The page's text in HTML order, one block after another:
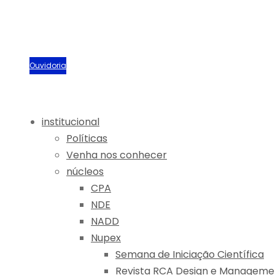
Ouvidoria
institucional
Políticas
Venha nos conhecer
núcleos
CPA
NDE
NADD
Nupex
Semana de Iniciação Científica
Revista RCA Design e